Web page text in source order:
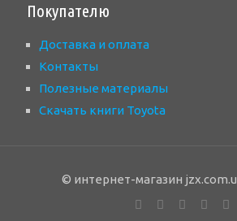
Покупателю
Доставка и оплата
Контакты
Полезные материалы
Скачать книги Toyota
© интернет-магазин